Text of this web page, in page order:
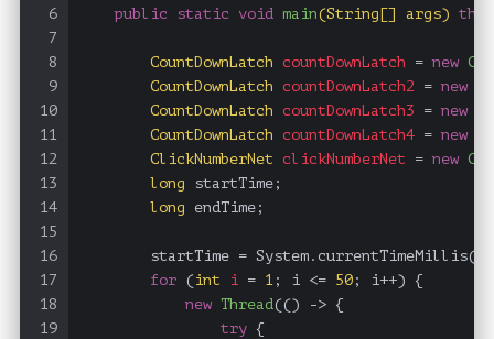
6
7
8
9
10
11
12
13
14
15
16
17
18
19
public static void main(String[] args)
CountDownLatch countDownLatch = new
CountDownLatch countDownLatch2 = new
CountDownLatch countDownLatch3 = new
CountDownLatch countDownLatch4 = new
ClickNumberNet clickNumberNet = new
long startTime;
long endTime;
        startTime = System.currentTimeMillis();
for ( int i = 1 ; i <= 50 ; i++) {
new Thread(() -> {
try {